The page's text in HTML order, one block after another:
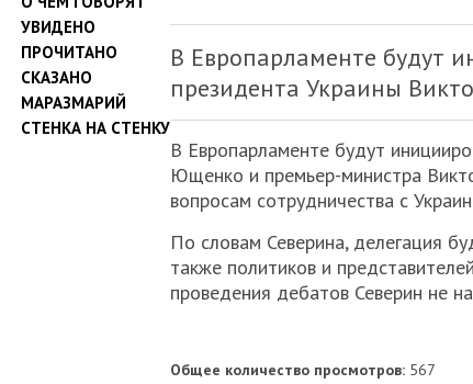
УВИДЕНО
ПРОЧИТАНО
СКАЗАНО
МАРАЗМАРИЙ
СТЕНКА НА СТЕНКУ
В Европарламенте будут
президента Украины
В Европарламенте будут
Ющенко и премьер-министра
вопросам сотрудничества с
По словам Северина, делегация
также политиков и
проведения дебатов Северин не
Общее количество просмотров: 567